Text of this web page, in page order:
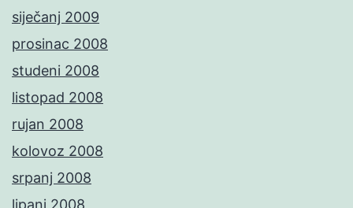
siječanj 2009
prosinac 2008
studeni 2008
listopad 2008
rujan 2008
kolovoz 2008
srpanj 2008